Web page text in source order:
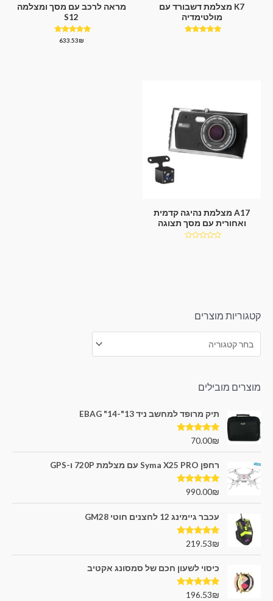
קטגוריות מוצרים
מוצרים מובילים
תיק מרופד למחשב ניד 13"-14" EBAG
דורג5.00
70.00₪
רחפן Syma X25 PRO עם מצלמת 720P ו-GPS
דורג5.00
990.00₪
עכבר גיימינג 12 לחצנים חוטי GM28
דורג 5.00
219.53₪
כיסוי לשעון חכם של סמסונג אקטיב
דורג 5.00
196.53₪
K7 מצלמת דשבורד עם
מולטימדיה
מראה לרכב עם מסך ומצלמה
S12
דורג
633.53₪
A17 מצלמת נהיגה קדמית
ואחורית עם מסך תצוגה